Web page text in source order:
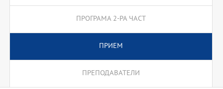
ПРОГРАМА 2-РА ЧАСТ
ПРИЕМ
ПРЕПОДАВАТЕЛИ